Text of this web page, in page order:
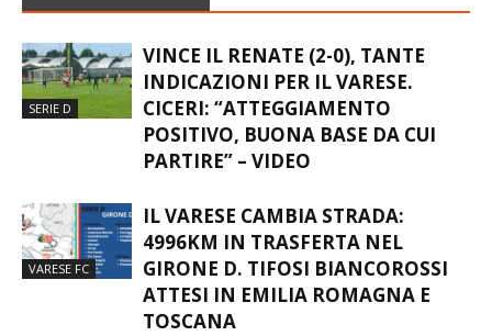
SERIE D
VINCE IL RENATE (2-0), TANTE
INDICAZIONI PER IL VARESE.
CICERI: “ATTEGGIAMENTO
POSITIVO, BUONA BASE DA CUI
PARTIRE” – VIDEO
VARESE FC
IL VARESE CAMBIA STRADA:
4996KM IN TRASFERTA NEL
GIRONE D. TIFOSI BIANCOROSSI
ATTESI IN EMILIA ROMAGNA E
TOSCANA